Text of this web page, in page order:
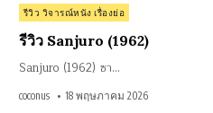
Posted
in
รีวิว วิจารณ์หนัง เรื่องย่อ
รีวิว Sanjuro (1962)
Sanjuro (1962) ซา…
coconus 18 พฤษภาคม 2026